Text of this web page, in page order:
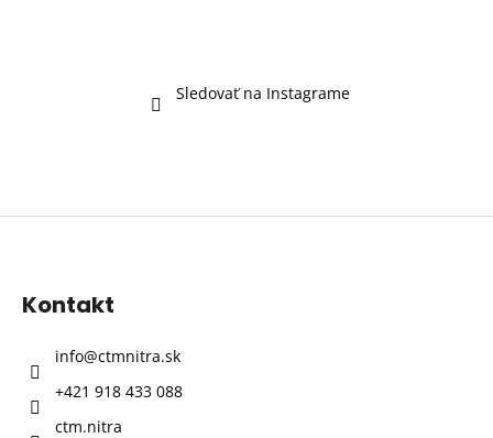
Sledovať na Instagrame
Z
Kontakt
info@ctmnitra.sk
+421 918 433 088
ctm.nitra